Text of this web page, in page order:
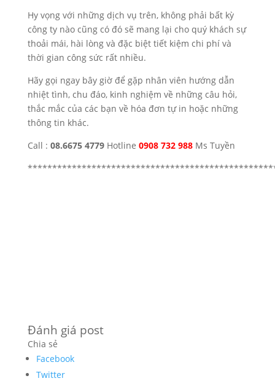
Hy vọng với những dịch vụ trên, không phải bất kỳ
công ty nào cũng có đó sẽ mang lại cho quý khách sự
thoải mái, hài lòng và đặc biệt tiết kiệm chi phí và
thời gian công sức rất nhiều.
Hãy gọi ngay bây giờ để gặp nhân viên hướng dẫn
nhiệt tình, chu đáo, kinh nghiệm về những câu hỏi,
thắc mắc của các bạn về hóa đơn tự in hoặc những
thông tin khác.
Call : 08.6675 4779Hotline 0908 732 988Ms Tuyền
Đánh giá post
Chia sẻ
Facebook
Twitter